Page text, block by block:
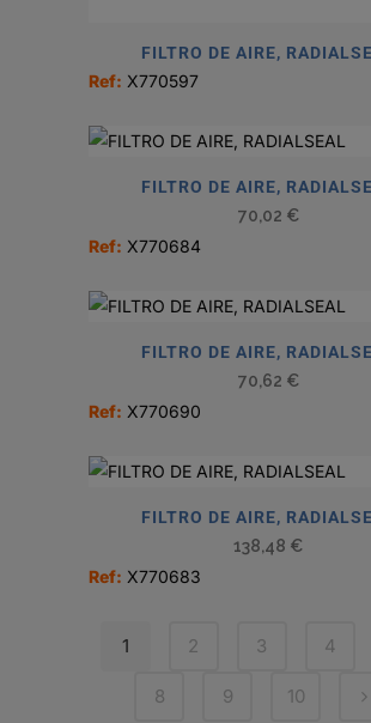
FILTRO DE AIRE,
Ref: X770597
FILTRO DE AIRE,
70,02 €
Ref: X770684
FILTRO DE AIRE,
70,62 €
Ref: X770690
FILTRO DE AIRE,
138,48 €
Ref: X770683
1 2 3 4
8 9 10